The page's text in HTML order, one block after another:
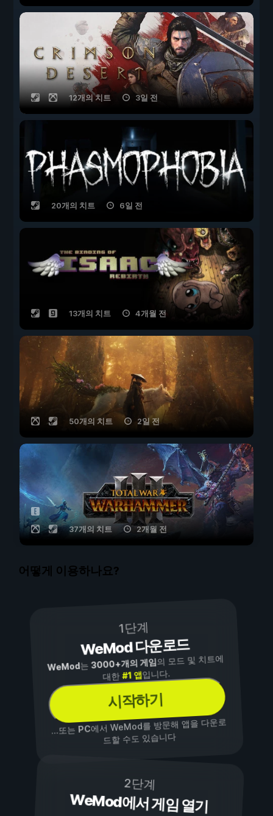
12개의 치트 3일 전
20개의 치트 6일 전
13개의 치트 4개월 전
50개의 치트 2일 전
37개의 치트 2개월 전
어떻게 이용하나요?
1단계
WeMod 다운로드
WeMod는3000+개의 게임의 모드 및 치트에
대한#1 앱입니다.
시작하기
...또는PC에서 WeMod를 방문해 앱을 다운로
드할 수도 있습니다
2단계
WeMod에서 게임 열기